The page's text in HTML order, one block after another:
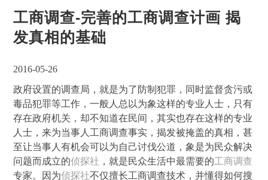
工商调查-完善的工商调查计画 揭
发真相的基础
2016-05-26
政府设置的调查局，就是为了防制犯罪，同时监督贪污或
毒品犯罪等工作，一般人总以为象这样的专业人士，只有
存在政府机关，却不知道在民间，其实也存在这样的专业
人士，来为当事人工商调查事实，揭发被掩盖的真相，甚
至让当事人有机会可以为自己讨伐公道，象是为民众解决
问题而成立的侦探社 ，就是民众生活中最需要的工商调查
专家。因为侦探社不仅擅长工商调查技术，并懂得如何搜